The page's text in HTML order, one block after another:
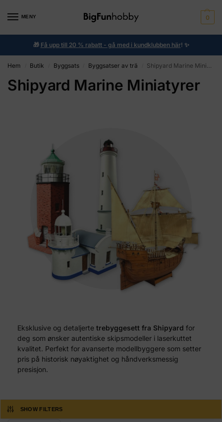
MENY 0
🎁 Få upp till 20 % rabatt - gå med i kundklubben här! ✨
Hem Butik Byggsats Byggsatser av trä Shipyard Marine Miniatyrer
Shipyard Marine Miniatyrer
Eksklusive og detaljerte trebyggesett fra Shipyard for
deg som ønsker autentiske skipsmodeller i laserkuttet
kvalitet. Perfekt for avanserte modellbyggere som setter
pris på historisk nøyaktighet og håndverksmessig
presisjon.
SHOW FILTERS